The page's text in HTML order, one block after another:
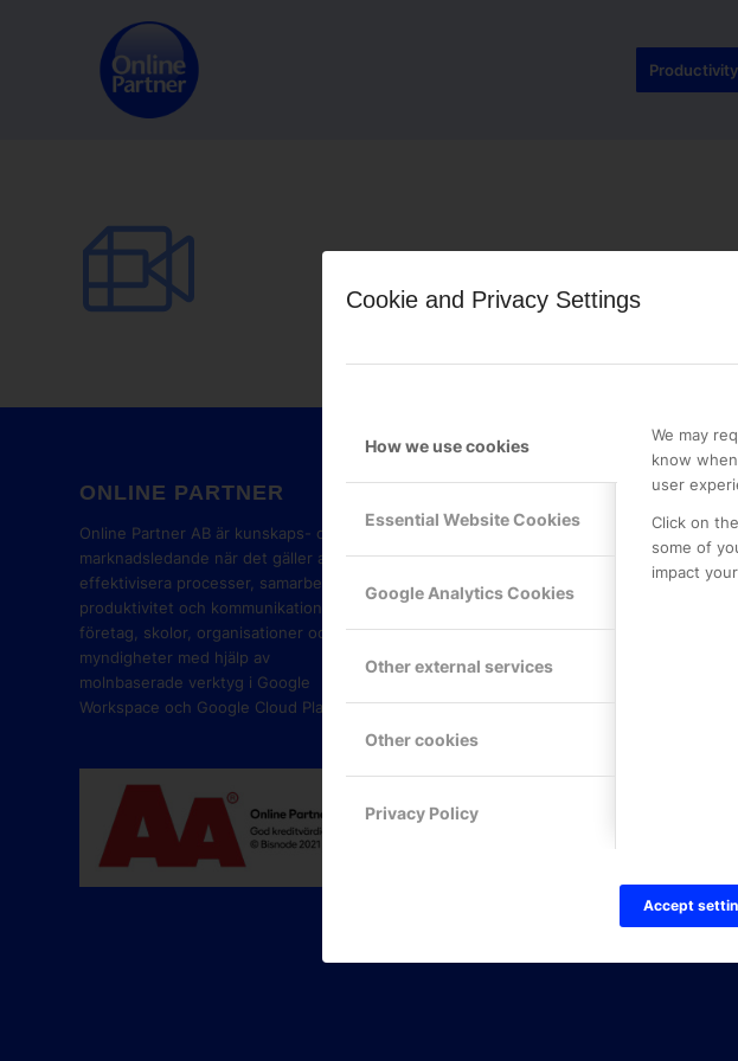
Cookie and Privacy Settings
How we use cookies
Essential Website Cookies
Google Analytics Cookies
Other external services
Other cookies
Privacy Policy
We may
know
user
Click on
some of
impact
Accept
ONLINE PARTNER
Online Partner AB är kunskaps- och
marknadsledande när det gäller att
effektivisera processer, samarbete,
produktivitet och kommunikation i
företag, skolor, organisationer och
myndigheter med hjälp av
molnbaserade verktyg i Google
Workspace och Google Cloud Platform.
GOOGLE PREMIER
PARTNER